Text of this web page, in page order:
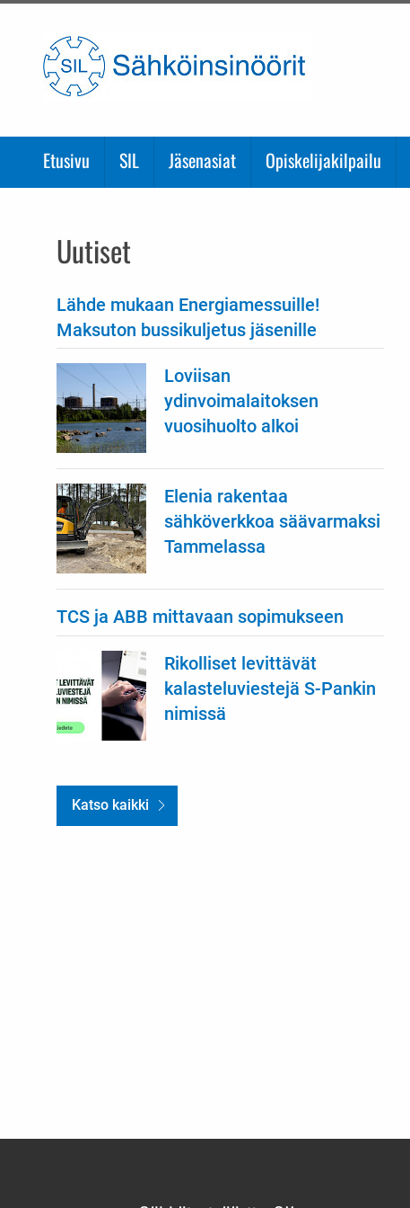
Etusivu SIL Jäsenasiat Opiskelijakilpailu
Uutiset
Lähde mukaan Energiamessuille!
Maksuton bussikuljetus jäsenille
Loviisan
ydinvoimalaitoksen
vuosihuolto alkoi
Elenia rakentaa
sähköverkkoa säävarmaksi
Tammelassa
TCS ja ABB mittavaan sopimukseen
Rikolliset levittävät
kalasteluviestejä S-Pankin
nimissä
Katso kaikki